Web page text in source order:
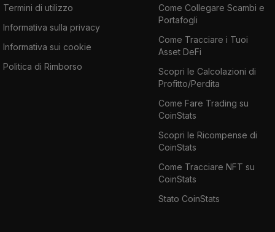
Termini di utilizzo
Informativa sulla privacy
Informativa sui cookie
Politica di Rimborso
Come Collegare Scambi e
Portafogli
Come Tracciare i Tuoi
Asset DeFi
Scopri le Calcolazioni di
Profitto/Perdita
Come Fare Trading su
CoinStats
Scopri le Ricompense di
CoinStats
Come Tracciare NFT su
CoinStats
Stato CoinStats